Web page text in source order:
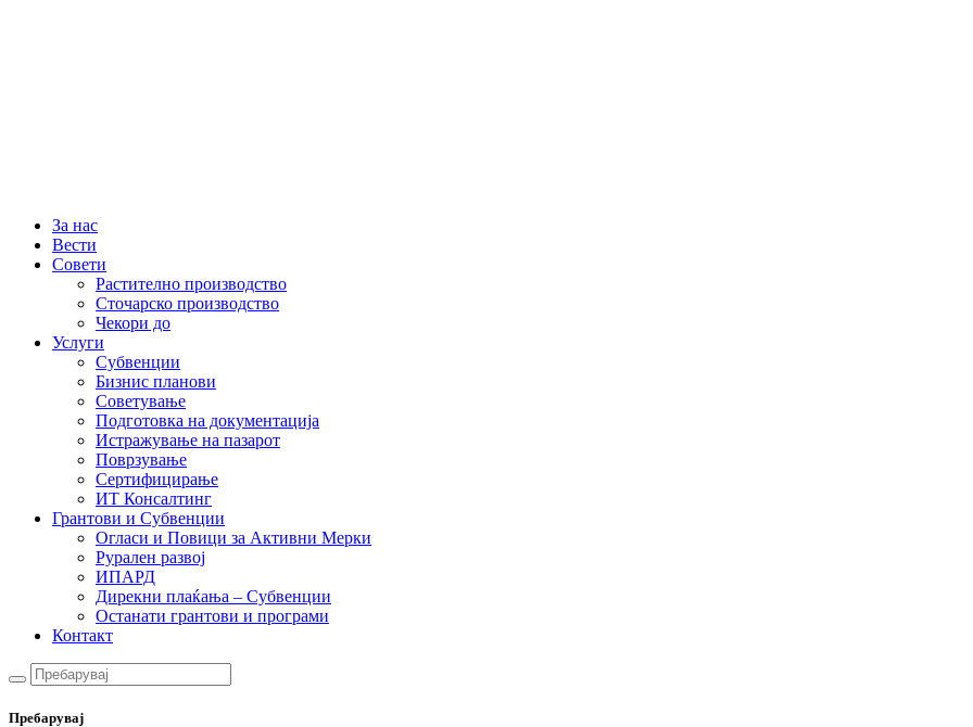
За нас
Вести
Совети
Растително производство
Сточарско производство
Чекори до
Услуги
Субвенции
Бизнис планови
Советување
Подготовка на документација
Истражување на пазарот
Поврзување
Сертифицирање
ИТ Консалтинг
Грантови и Субвенции
Огласи и Повици за Активни Мерки
Рурален развој
ИПАРД
Дирекни плаќања – Субвенции
Останати грантови и програми
Контакт
Пребарувај